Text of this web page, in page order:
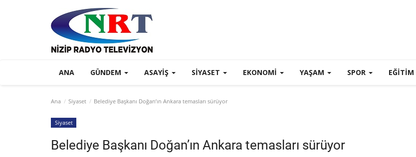
ANA GÜNDEM ASAYIŞ SIYASET EKONOMI YAŞAM SPOR EĞİTİM
Ana Siyaset Belediye Başkanı Doğan’ın Ankara temasları sürüyor
Siyaset
Belediye Başkanı Doğan’ın Ankara temasları sürüyor